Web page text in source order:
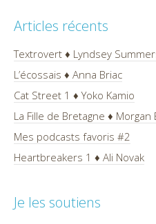
Articles récents
Textrovert ♦ Lyndsey
L’écossais ♦ Anna Briac
Cat Street 1 ♦ Yoko Kamio
La Fille de Bretagne ♦ Morgan
Mes podcasts favoris #2
Heartbreakers 1 ♦ Ali Novak
Je les soutiens